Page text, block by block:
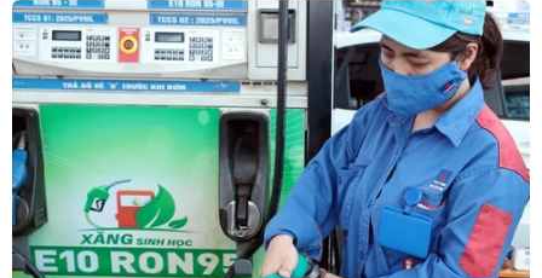
06/08/2026 08:36
Xăng dầu trong nước đồng loạt giảm,
E10RON95-III xuống còn 22.324
đồng/lít
06/08/2026 08:07